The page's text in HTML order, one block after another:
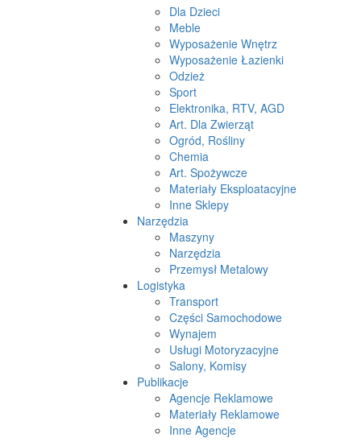
Dla Dzieci
Meble
Wyposażenie Wnętrz
Wyposażenie Łazienki
Odzież
Sport
Elektronika, RTV, AGD
Art. Dla Zwierząt
Ogród, Rośliny
Chemia
Art. Spożywcze
Materiały Eksploatacyjne
Inne Sklepy
Narzędzia
Maszyny
Narzędzia
Przemysł Metalowy
Logistyka
Transport
Części Samochodowe
Wynajem
Usługi Motoryzacyjne
Salony, Komisy
Publikacje
Agencje Reklamowe
Materiały Reklamowe
Inne Agencje